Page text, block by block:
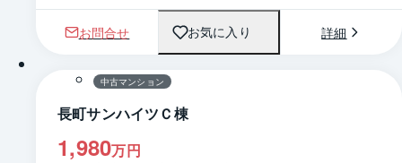
お問合せ お気に入り 詳細
1 / 0 間取り
中古マンション
長町サンハイツＣ棟
1,980万円